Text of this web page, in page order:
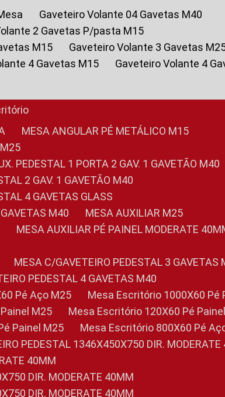
Gaveteiro Volante 04 Gavetas M40
2 Gavetas P/pasta M15
M15
Gaveteiro Volante 3 Gavetas
4 Gavetas M15
Gaveteiro Volante 4
MESA ANGULAR PÉ METÁLICO M15
M25
PEDESTAL 1 PORTA 2 GAV. 1 GAVETÃO M40
2 GAV. 1 GAVETÃO M40
4 GAVETAS GLASS
GAVETAS M40
MESA AUXILIAR M25
MESA AUXILIAR PÉ PAINEL MODERATE
MESA C/GAVETEIRO PEDESTAL 3 GAVETAS
PEDESTAL 4 GAVETAS M40
Pé Aço M25
Mesa Escritório 1000X60 Pé
M25
Mesa Escritório 120X60 Pé
Painel M25
Mesa Escritório 800X60 Pé
PEDESTAL 1346X450X750 DIR.
40MM
DIR. MODERATE 40MM
DIR. MODERATE 40MM